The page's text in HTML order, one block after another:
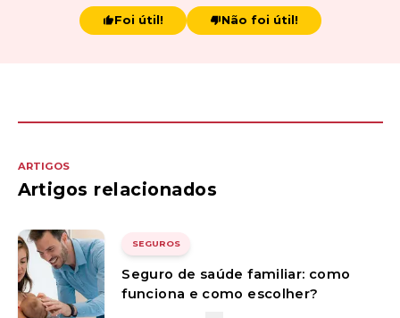
Foi útil! Não foi útil!
ARTIGOS
Artigos relacionados
SEGUROS
Seguro de saúde familiar: como
funciona e como escolher?